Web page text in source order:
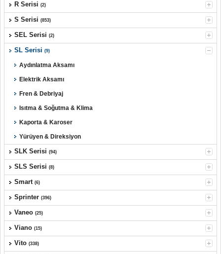
R Serisi (2)
S Serisi (853)
SEL Serisi (2)
SL Serisi (9)
Aydınlatma Aksamı
Elektrik Aksamı
Fren & Debriyaj
Isıtma & Soğutma & Klima
Kaporta & Karoser
Yürüyen & Direksiyon
SLK Serisi (94)
SLS Serisi (8)
Smart (6)
Sprinter (396)
Vaneo (25)
Viano (15)
Vito (338)